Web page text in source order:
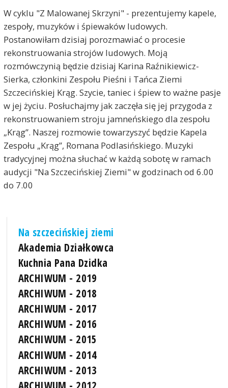
W cyklu "Z Malowanej Skrzyni" - prezentujemy kapele,
zespoły, muzyków i śpiewaków ludowych.
Postanowiłam dzisiaj porozmawiać o procesie
rekonstruowania strojów ludowych. Moją
rozmówczynią będzie dzisiaj Karina Raźnikiewicz-
Sierka, członkini Zespołu Pieśni i Tańca Ziemi
Szczecińskiej Krąg. Szycie, taniec i śpiew to ważne pasje
w jej życiu. Posłuchajmy jak zaczęła się jej przygoda z
rekonstruowaniem stroju jamneńskiego dla zespołu
„Krąg”. Naszej rozmowie towarzyszyć będzie Kapela
Zespołu „Krąg”, Romana Podlasińskiego. Muzyki
tradycyjnej można słuchać w każdą sobotę w ramach
audycji "Na Szczecińskiej Ziemi" w godzinach od 6.00
do 7.00
Na szczecińskiej ziemi
Akademia Działkowca
Kuchnia Pana Dzidka
ARCHIWUM - 2019
ARCHIWUM - 2018
ARCHIWUM - 2017
ARCHIWUM - 2016
ARCHIWUM - 2015
ARCHIWUM - 2014
ARCHIWUM - 2013